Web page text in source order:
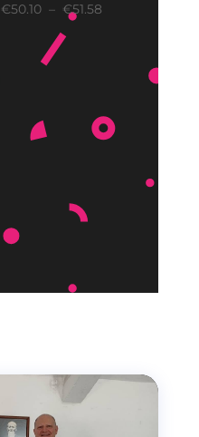
€50.10 – €51.58
€51.58